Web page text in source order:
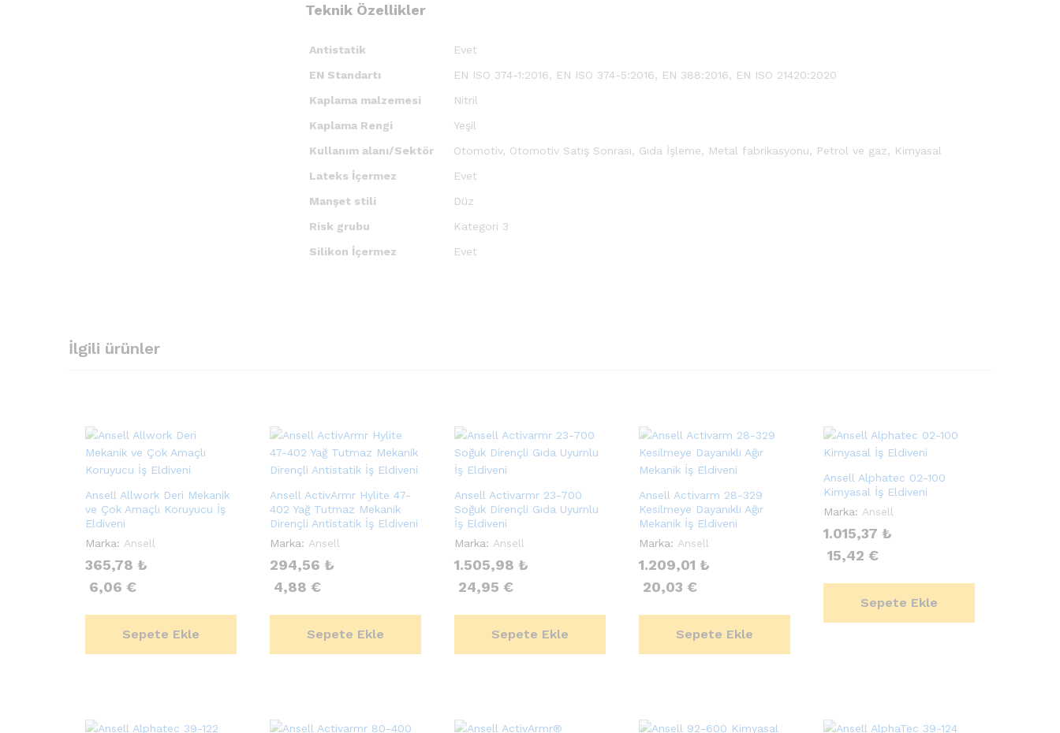
Teknik Özellikler
Antistatik
Evet
EN Standartı
EN ISO 374-1:2016, EN ISO 374-5:2016, EN 388:2016, EN ISO 21420:2020
Kaplama malzemesi
Nitril
Kaplama Rengi
Yeşil
Kullanım alanı/Sektör
Otomotiv, Otomotiv Satış Sonrası, Gıda İşleme, Metal fabrikasyonu, Petrol ve gaz, Kimyasal
Lateks İçermez
Evet
Manşet stili
Düz
Risk grubu
Kategori 3
Silikon İçermez
Evet
İlgili ürünler
Ansell Allwork Deri Mekanik
ve Çok Amaçlı Koruyucu İş
Eldiveni
Marka: Ansell
365,78 ₺
6,06 €
Sepete Ekle
Ansell ActivArmr Hylite 47-
402 Yağ Tutmaz Mekanik
Dirençli Antistatik İş Eldiveni
Marka: Ansell
294,56 ₺
4,88 €
Sepete Ekle
Ansell Activarmr 23-700
Soğuk Dirençli Gıda Uyumlu
İş Eldiveni
Marka: Ansell
1.505,98 ₺
24,95 €
Sepete Ekle
Ansell Activarm 28-329
Kesilmeye Dayanıklı Ağır
Mekanik İş Eldiveni
Marka: Ansell
1.209,01 ₺
20,03 €
Sepete Ekle
Ansell Alphatec 02-100
Kimyasal İş Eldiveni
Marka: Ansell
1.015,37 ₺
15,42 €
Sepete Ekle